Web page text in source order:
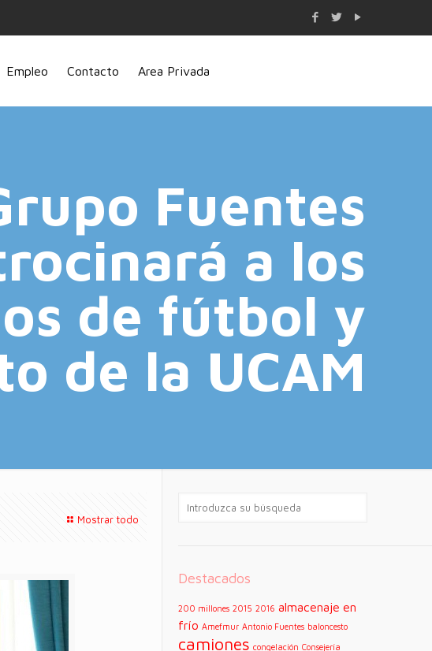
Empleo Contacto Area Privada
Fuentes
a los
de fútbol y
de la UCAM
Mostrar todo
Destacados
200 millones 2015 2016 almacenaje en
frío Amefmur Antonio Fuentes baloncesto
camiones congelación Consejería